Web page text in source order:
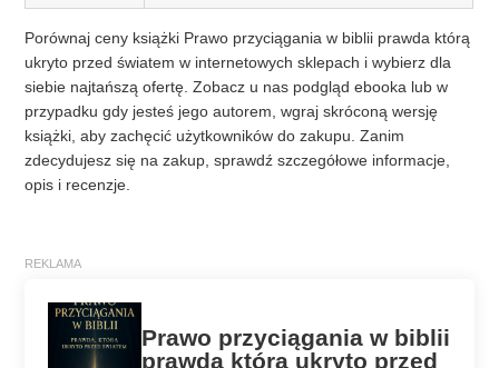
Porównaj ceny książki Prawo przyciągania w biblii prawda którą
ukryto przed światem w internetowych sklepach i wybierz dla
siebie najtańszą ofertę. Zobacz u nas podgląd ebooka lub w
przypadku gdy jesteś jego autorem, wgraj skróconą wersję
książki, aby zachęcić użytkowników do zakupu. Zanim
zdecydujesz się na zakup, sprawdź szczegółowe informacje,
opis i recenzje.